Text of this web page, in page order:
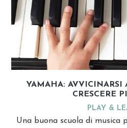
YAMAHA: AVVICINARSI
CRESCERE
PLAY &
Una buona scuola di musica